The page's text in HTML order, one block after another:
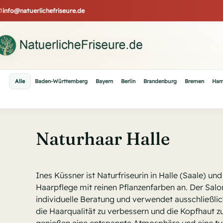
Skip
info@natuerlichefriseure.de
Alle Baden-Württemberg Bayern Berlin Brandenburg Bremen
Naturhaar Halle
Ines Küssner ist Naturfriseurin in Halle (Saale)
Haarpflege mit reinen Pflanzenfarben an. Der
individuelle Beratung und verwendet
die Haarqualität zu verbessern und die Kopfhaut